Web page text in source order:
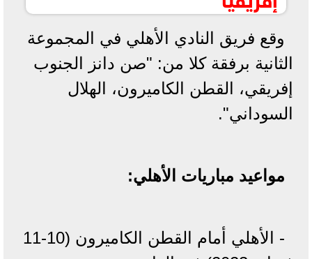
وقع فريق النادي الأهلي في المجموعة
الثانية برفقة كلا من: "صن دانز الجنوب
إفريقي، القطن الكاميرون، الهلال
السوداني".
مواعيد مباريات الأهلي:
- الأهلي أمام القطن الكاميرون (10-11